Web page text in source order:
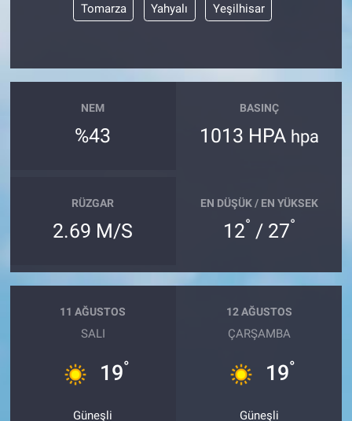
Tomarza Yahyalı Yeşilhisar
NEM
%43
BASINÇ
1013 HPA hpa
RÜZGAR
2.69 M/S
EN DÜŞÜK / EN YÜKSEK
12° / 27°
11 AĞUSTOS
SALI
19°
Güneşli
12 AĞUSTOS
ÇARŞAMBA
19°
Güneşli